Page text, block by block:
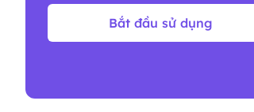
Bắt đầu sử dụng